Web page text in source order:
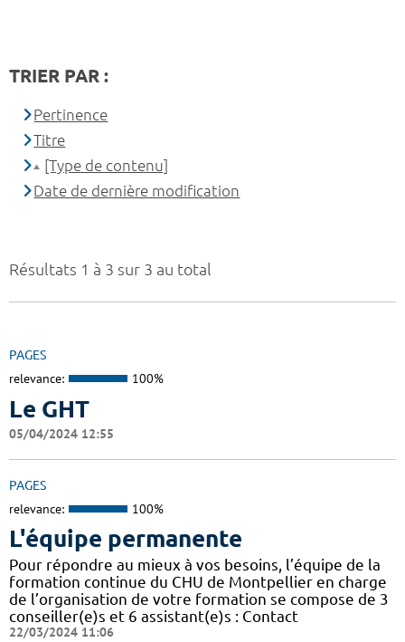
Résultats 1 à 3 sur 3 au total
PAGES
relevance: 100%
Le GHT
05/04/2024 12:55
PAGES
relevance: 100%
L'équipe permanente
Pour répondre au mieux à vos besoins, l’équipe de la
formation continue du CHU de Montpellier en charge
de l’organisation de votre formation se compose de 3
conseiller(e)s et 6 assistant(e)s : Contact
22/03/2024 11:06
TRIER PAR :
Pertinence
Titre
[Type de contenu]
Date de dernière modification